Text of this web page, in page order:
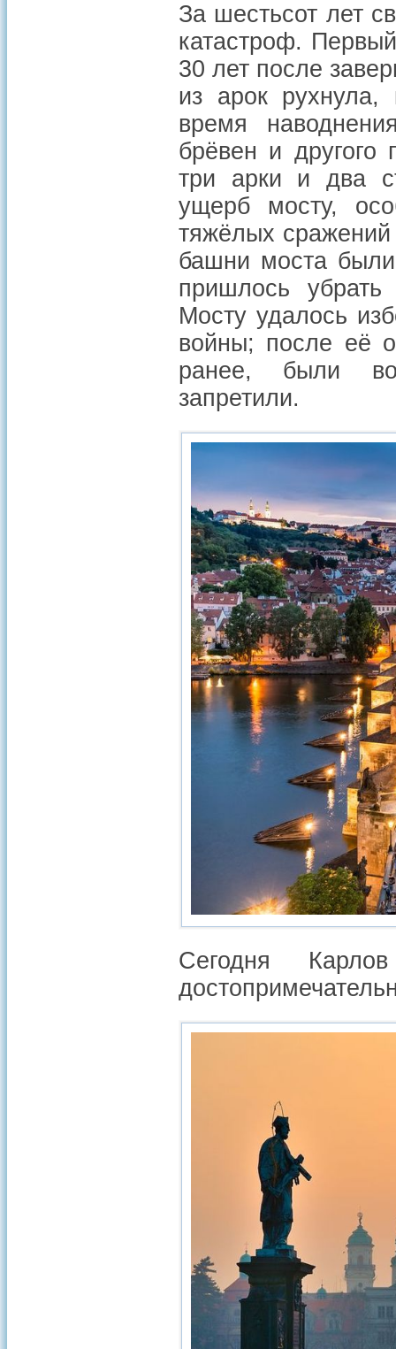
За шестьсот лет
катастроф.
30 лет после
из арок
время
брёвен и другого
три арки и два
ущерб мосту,
тяжёлых
башни моста
пришлось убрать
Мосту удалось
войны; после её
ранее, были
запретили.
Сегодня